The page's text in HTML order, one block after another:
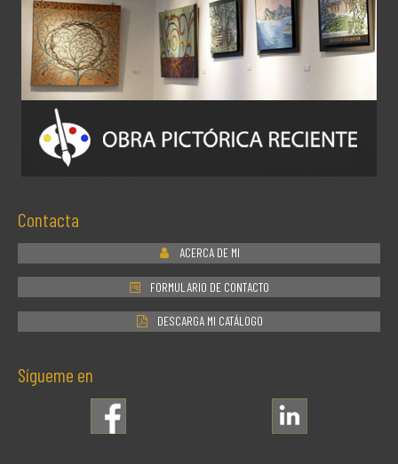
Contacta
ACERCA DE MI
FORMULARIO DE CONTACTO
DESCARGA MI CATÁLOGO
Sígueme en